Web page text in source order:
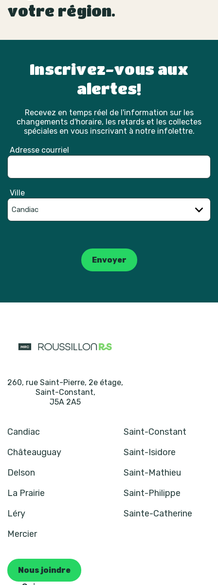
votre région.
Inscrivez-vous aux
alertes!
Recevez en temps réel de l'information sur les
changements d'horaire, les retards et les collectes
spéciales en vous inscrivant à notre infolettre.
Adresse courriel
Ville
Envoyer
260, rue Saint-Pierre, 2e étage,
Saint-Constant,
J5A 2A5
Candiac
Saint-Constant
Châteauguay
Saint-Isidore
Delson
Saint-Mathieu
La Prairie
Saint-Philippe
Léry
Sainte-Catherine
Mercier
Nous joindre